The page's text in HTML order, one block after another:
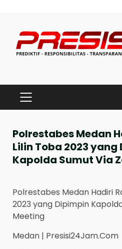
content
PRIMARY
MENU
Polrestabes Medan
Lilin Toba 2023
Kapolda Sumut Via
Polrestabes Medan Hadiri
2023 yang Dipimpin
Meeting
Medan | Presisi24Jam.Com